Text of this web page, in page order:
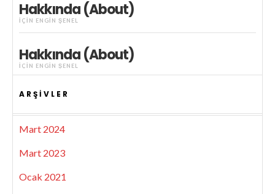
Hakkında (About)
IÇIN ENGIN ŞENEL
Hakkında (About)
IÇIN ENGIN ŞENEL
ARŞIVLER
Mart 2024
Mart 2023
Ocak 2021